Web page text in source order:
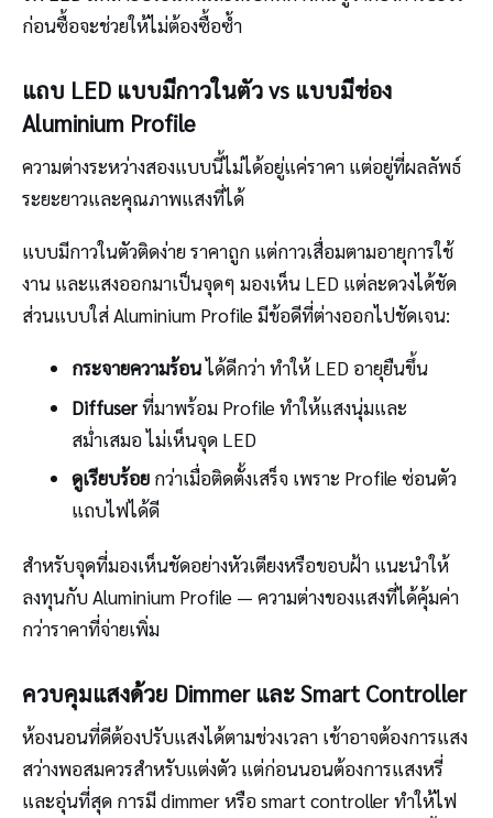
ก่อนซื้อจะช่วยให้ไม่ต้องซื้อซ้ำ
แถบ LED แบบมีกาวในตัว vs แบบมีช่อง
Aluminium Profile
ความต่างระหว่างสองแบบนี้ไม่ได้อยู่แค่ราคา แต่อยู่ที่ผลลัพธ์
ระยะยาวและคุณภาพแสงที่ได้
แบบมีกาวในตัวติดง่าย ราคาถูก แต่กาวเสื่อมตามอายุการใช้
งาน และแสงออกมาเป็นจุดๆ มองเห็น LED แต่ละดวงได้ชัด
ส่วนแบบใส่ Aluminium Profile มีข้อดีที่ต่างออกไปชัดเจน:
กระจายความร้อนได้ดีกว่า ทำให้ LED อายุยืนขึ้น
Diffuserที่มาพร้อม Profile ทำให้แสงนุ่มและ
สม่ำเสมอ ไม่เห็นจุด LED
ดูเรียบร้อยกว่าเมื่อติดตั้งเสร็จ เพราะ Profile ซ่อนตัว
แถบไฟได้ดี
สำหรับจุดที่มองเห็นชัดอย่างหัวเตียงหรือขอบฝ้า แนะนำให้
ลงทุนกับ Aluminium Profile — ความต่างของแสงที่ได้คุ้มค่า
กว่าราคาที่จ่ายเพิ่ม
ควบคุมแสงด้วย Dimmer และ Smart Controller
ห้องนอนที่ดีต้องปรับแสงได้ตามช่วงเวลา เช้าอาจต้องการแสง
สว่างพอสมควรสำหรับแต่งตัว แต่ก่อนนอนต้องการแสงหรี่
และอุ่นที่สุด การมี dimmer หรือ smart controller ทำให้ไฟ